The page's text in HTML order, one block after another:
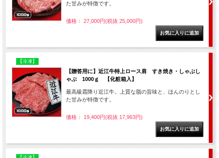
た甘みが特徴です。
価格： 27,000円(税抜 25,000円)
【冷凍】
【贈答用に】近江牛特上ロース肩 すき焼き・しゃぶし
ゃぶ 1000ｇ 【化粧箱入】
最高級霜降り近江牛。上質な脂の旨味と、ほんのりとし
た甘みが特徴です。
価格： 19,400円(税抜 17,963円)